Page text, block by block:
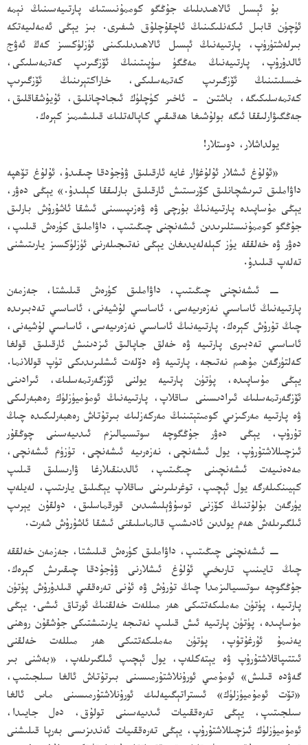
بۇ ئېسىل ئالاھىدىلىك جۇڭگو كوممۇنىستىك پارتىيەسىنىڭ نېمە
ئۈچۈن قابىل ئىكەنلىكىنىڭ ئاچقۇچلۇق شىفىرى. بىز يېڭى ئەمەلىيەتكە
بىرلەشتۈرۈپ، پارتىيەنىڭ ئېسىل ئالاھىدىلىكىنى ئۈزلۈكسىز كەڭ ئەۋج
ئالدۇرۇپ، پارتىيەنىڭ مەڭگۈ سۈپىتىنىڭ ئۆزگىرىپ كەتمەسلىكى،
خىسلىتىنىڭ ئۆزگىرىپ كەتمەسلىكى، خاراكتېرىنىڭ ئۆزگىرىپ
كەتمەسلىكىگە، باشتىن - ئاخىر كۈچلۈك ئىجادچانلىق، ئۇيۇشقاقلىق،
جەڭگىۋارلىققا ئىگە بولۇشىغا ھەقىقىي كاپالەتلىك قىلىشىمىز كېرەك.
يولداشلار، دوستلار!
«ئۇلۇغ ئىشلار ئۇلۇغۋار غايە ئارقىلىق ۋۇجۇدقا چىقىدۇ، ئۇلۇغ تۆھپە
داۋاملىق تىرىشچانلىق كۆرسىتىش ئارقىلىق بارلىققا كېلىدۇ.» يېڭى دەۋر،
يېڭى مۇساپىدە پارتىيەنىڭ بۇرچى ۋە ۋەزىپىسىنى ئىشقا ئاشۇرۇش بارلىق
جۇڭگو كوممۇنىستلىرىدىن ئىشەنچنى چىڭىتىپ، داۋاملىق كۈرەش قىلىپ،
دەۋر ۋە خەلققە يۈز كېلەلەيدىغان يېڭى نەتىجىلەرنى ئۈزلۈكسىز يارىتىشنى
تەلەپ قىلىدۇ.
− ئىشەنچنى چىڭىتىپ، داۋاملىق كۈرەش قىلىشتا، جەزمەن
پارتىيەنىڭ ئاساسىي نەزەرىيەسى، ئاساسىي لۇشيەنى، ئاساسىي تەدبىرىدە
چىڭ تۇرۇش كېرەك. پارتىيەنىڭ ئاساسىي نەزەرىيەسى، ئاساسىي لۇشيەنى،
ئاساسىي تەدبىرى پارتىيە ۋە خەلق جاپالىق ئىزدىنىش ئارقىلىق قولغا
كەلتۈرگەن مۇھىم نەتىجە، پارتىيە ۋە دۆلەت ئىشلىرىدىكى تۈپ قوللانما.
يېڭى مۇساپىدە، پۈتۈن پارتىيە يولنى ئۆزگەرتمەسلىك، ئىرادىنى
ئۆزگەرتمەسلىك ئىرادىسىنى ساقلاپ، پارتىيەنىڭ ئومۇميۈزلۈك رەھبەرلىكى
ۋە پارتىيە مەركىزىي كومىتېتىنىڭ مەركەزلىك بىرتۇتاش رەھبەرلىكىدە چىڭ
تۇرۇپ، يېڭى دەۋر جۇڭگوچە سوتسىيالىزم ئىدىيەسىنى چوڭقۇر
ئىزچىللاشتۇرۇپ، يول ئىشەنچى، نەزەرىيە ئىشەنچى، تۈزۈم ئىشەنچى،
مەدەنىيەت ئىشەنچىنى چىڭىتىپ، ئالدىنقىلارغا ۋارىسلىق قىلىپ
كېيىنكىلەرگە يول ئېچىپ، توغرىلىرىنى ساقلاپ يېڭىلىق يارىتىپ، لەيلەپ
يۈرگەن بۇلۇتنىڭ كۆزنى توسۇۋېلىشىدىن قورقماسلىق، دولقۇن يېرىپ
ئىلگىرىلەش ھەم يولدىن ئادىشىپ قالماسلىقنى ئىشقا ئاشۇرۇش شەرت.
− ئىشەنچنى چىڭىتىپ، داۋاملىق كۈرەش قىلىشتا، جەزمەن خەلققە
چىڭ تايىنىپ تارىخىي ئۇلۇغ ئىشلارنى ۋۇجۇدقا چىقىرىش كېرەك.
جۇڭگوچە سوتسىيالىزمدا چىڭ تۇرۇش ۋە ئۇنى تەرەققىي قىلدۇرۇش پۈتۈن
پارتىيە، پۈتۈن مەملىكەتتىكى ھەر مىللەت خەلقنىڭ ئورتاق ئىشى. يېڭى
مۇساپىدە، پۈتۈن پارتىيە ئىش قىلىپ نەتىجە يارىتىشتىكى جۇشقۇن روھنى
يەنىمۇ ئۇرغۇتۇپ، پۈتۈن مەملىكەتتىكى ھەر مىللەت خەلقنى
ئىتتىپاقلاشتۇرۇپ ۋە يېتەكلەپ، يول ئېچىپ ئىلگىرىلەپ، «بەشنى بىر
گەۋدە قىلىش» ئومۇمىي ئورۇنلاشتۇرمىسىنى بىرتۇتاش ئالغا سىلجىتىپ،
«تۆت ئومۇميۈزلۈك» ئىستراتېگىيەلىك ئورۇنلاشتۇرمىسىنى ماس ئالغا
سىلجىتىپ، يېڭى تەرەققىيات ئىدىيەسىنى تولۇق، دەل جايىدا،
ئومۇميۈزلۈك ئىزچىللاشتۇرۇپ، يېڭى تەرەققىيات ئەندىزىسى بەرپا قىلىشنى